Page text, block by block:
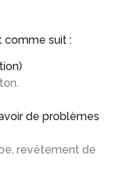
comme suit :
de problèmes
revêtement de